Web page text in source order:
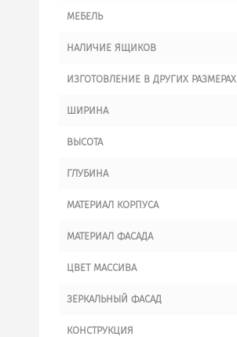
МЕБЕЛЬ
НАЛИЧИЕ ЯЩИКОВ
ИЗГОТОВЛЕНИЕ В ДРУГИХ РАЗМЕРАХ
ШИРИНА
ВЫСОТА
ГЛУБИНА
МАТЕРИАЛ КОРПУСА
МАТЕРИАЛ ФАСАДА
ЦВЕТ МАССИВА
ЗЕРКАЛЬНЫЙ ФАСАД
КОНСТРУКЦИЯ